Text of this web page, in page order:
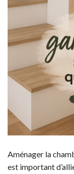
Aménager la
est important